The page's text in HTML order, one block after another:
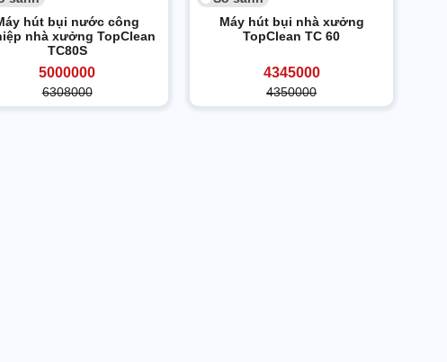
hút bụi nước công
nhà xưởng TopClean
TC80S
5000000
6308000
Máy hút bụi nhà xưởng
TopClean TC 60
4345000
4350000